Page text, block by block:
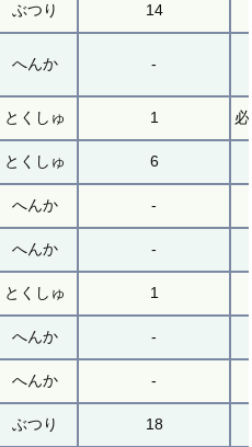
ぶつり 14
へんか -
とくしゅ 1
とくしゅ 6
へんか -
へんか -
とくしゅ 1
へんか -
へんか -
ぶつり 18